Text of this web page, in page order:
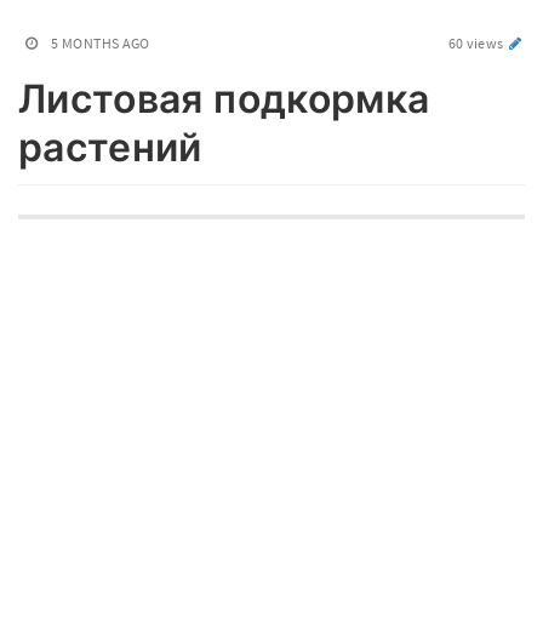
5 MONTHS AGO 60 views
Листовая подкормка
растений